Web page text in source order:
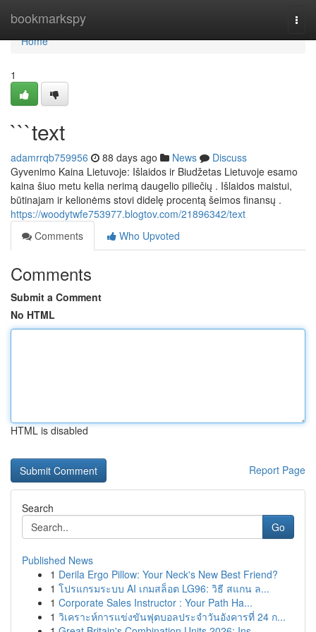
bookmarkspy
Home
Home
1
```text
adamrrqb759956 88 days ago News
Discuss
Gyvenimo Kaina Lietuvoje: Išlaidos ir Biudžetas Lietuvoje esamo
kaina šiuo metu kelia nerimą daugelio piliečių . Išlaidos maistui,
būtinajam ir kelionėms stovi didelę procentą šeimos finansų .
https://woodytwfe753977.blogtov.com/21896342/text
Comments
Who Upvoted
Comments
Submit a Comment
No HTML
HTML is disabled
Report Page
Search
Go
Published News
1 Derila Ergo Pillow: Your Neck's New Best Friend?
1 โปรแกรมระบบ AI เกมสล็อต LG96: วิธี สแกน ล...
1 Corporate Sales Instructor : Your Path Ha...
1 วิเคราะห์การแข่งขันฟุตบอลประจำวันอังคารที่ 24 ก...